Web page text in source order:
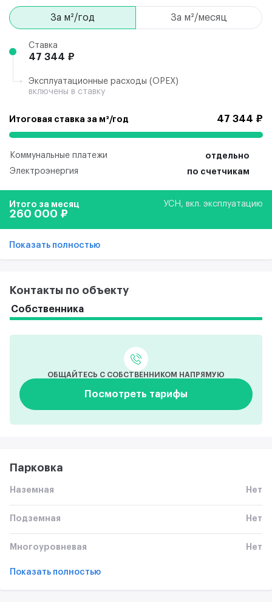
за м²/год за м²/месяц
Ставка
47 344 ₽
Эксплуатационные расходы (ОРЕХ)
включены в ставку
Итоговая ставка за м²/год 47 344 ₽
Коммунальные платежи
отдельно
Электроэнергия
по счетчикам
Итого за месяц УСН, вкл. эксплуатацию
260 000 ₽
Показать полностью
Контакты по объекту
Собственника
ОБЩАЙТЕСЬ С СОБСТВЕННИКОМ НАПРЯМУЮ
Посмотреть тарифы
Парковка
Наземная Нет
Подземная Нет
Многоуровневая Нет
Показать полностью